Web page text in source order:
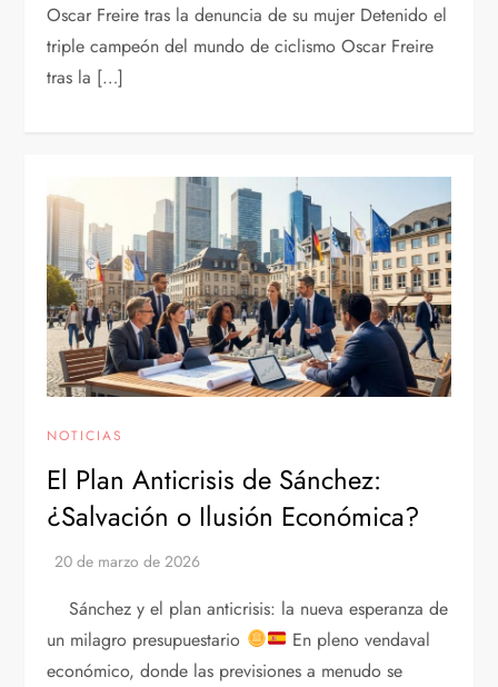
Oscar Freire tras la denuncia de su mujer Detenido el
triple campeón del mundo de ciclismo Oscar Freire
tras la […]
NOTICIAS
El Plan Anticrisis de Sánchez:
¿Salvación o Ilusión Económica?
Sánchez y el plan anticrisis: la nueva esperanza de
un milagro presupuestario
En pleno vendaval
económico, donde las previsiones a menudo se